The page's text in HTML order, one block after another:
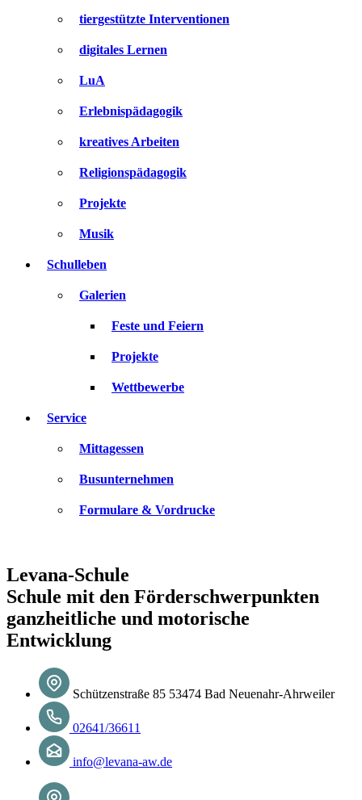
tiergestützte Interventionen
digitales Lernen
LuA
Erlebnispädagogik
kreatives Arbeiten
Religionspädagogik
Projekte
Musik
Schulleben
Galerien
Feste und Feiern
Projekte
Wettbewerbe
Service
Mittagessen
Busunternehmen
Formulare & Vordrucke
Levana-Schule
Schule mit den Förderschwerpunkten
ganzheitliche und motorische
Entwicklung
Schützenstraße 85 53474 Bad Neuenahr-Ahrweiler
02641/36611
info@levana-aw.de